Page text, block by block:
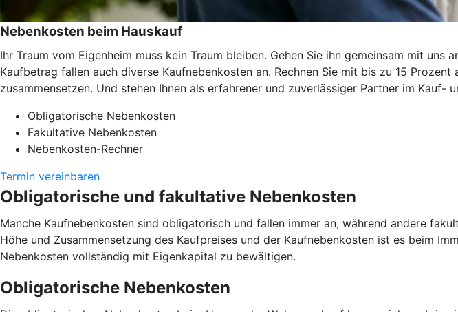
Nebenkosten beim Hauskauf
Ihr Traum vom Eigenheim muss kein Traum bleiben. Gehen Sie ihn gemeinsam mit
Kaufbetrag fallen auch diverse Kaufnebenkosten an. Rechnen Sie mit bis zu 15
zusammensetzen. Und stehen Ihnen als erfahrener und zuverlässiger Partner im Kauf-
Obligatorische Nebenkosten
Fakultative Nebenkosten
Nebenkosten-Rechner
Termin vereinbaren
Obligatorische und fakultative Nebenkosten
Manche Kaufnebenkosten sind obligatorisch und fallen immer an, während andere
Höhe und Zusammensetzung des Kaufpreises und der Kaufnebenkosten ist es beim
Nebenkosten vollständig mit Eigenkapital zu bewältigen.
Obligatorische Nebenkosten